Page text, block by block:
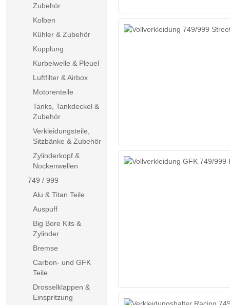
Zubehör
Kolben
Kühler & Zubehör
Kupplung
Kurbelwelle & Pleuel
Luftfilter & Airbox
Motorenteile
Tanks, Tankdeckel &
Zubehör
Verkleidungsteile,
Sitzbänke & Zubehör
Zylinderkopf &
Nockenwellen
749 / 999
Alu & Titan Teile
Auspuff
Big Bore Kits &
Zylinder
Bremse
Carbon- und GFK
Teile
Drosselklappen &
Einspritzung